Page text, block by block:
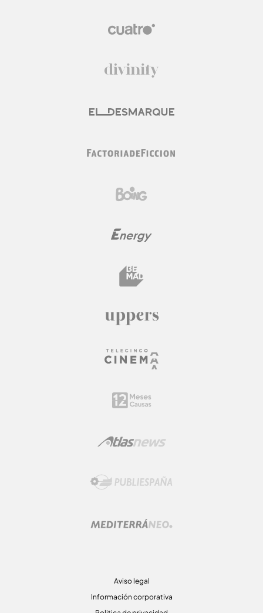
Aviso legal
Información corporativa